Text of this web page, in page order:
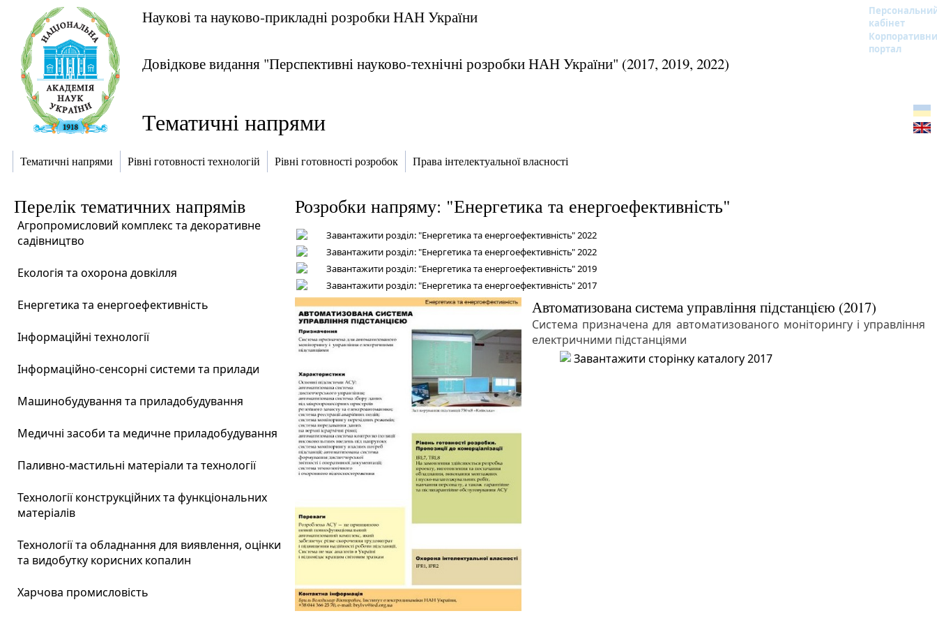
Наукові та науково-прикладні розробки НАН України
кабінет
портал
Довідкове видання "Перспективні науково-технічні розробки НАН України" (2017, 2019, 2022)
Тематичні напрями
Тематичні напрями Рівні готовності технологій Рівні готовності розробок Права інтелектуальної власності
Перелік тематичних напрямів
Агропромисловий комплекс та декоративне
садівництво
Екологія та охорона довкілля
Енергетика та енергоефективність
Інформаційні технології
Інформаційно-сенсорні системи та прилади
Машинобудування та приладобудування
Медичні засоби та медичне приладобудування
Паливно-мастильні матеріали та технології
Технології конструкційних та функціональних
матеріалів
Технології та обладнання для виявлення, оцінки
та видобутку корисних копалин
Харчова промисловість
Розробки напряму: "Енергетика та енергоефективність"
Завантажити розділ: "Енергетика та енергоефективність" 2022
Завантажити розділ: "Енергетика та енергоефективність" 2022
Завантажити розділ: "Енергетика та енергоефективність" 2019
Завантажити розділ: "Енергетика та енергоефективність" 2017
Автоматизована система управління підстанцією (2017)
Система призначена для автоматизованого моніторингу і управління
електричними підстанціями
Завантажити сторінку каталогу 2017